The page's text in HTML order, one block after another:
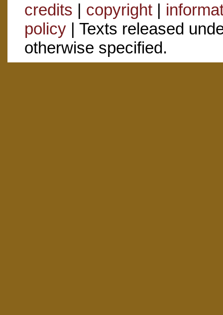
credits | copyright|
policy| Texts released
otherwise specified.